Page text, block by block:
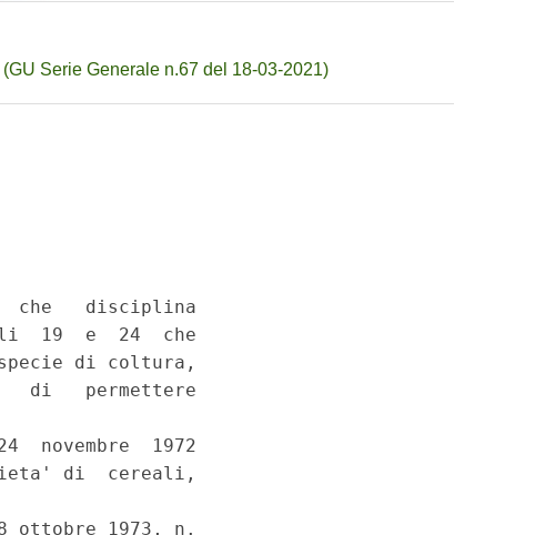
(GU Serie Generale n.67 del 18-03-2021)